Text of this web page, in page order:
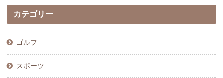
カテゴリー
ゴルフ
スポーツ